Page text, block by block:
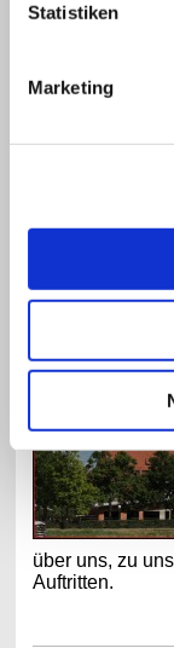
Statistiken
Marketing
über uns, zu
Auftritten.